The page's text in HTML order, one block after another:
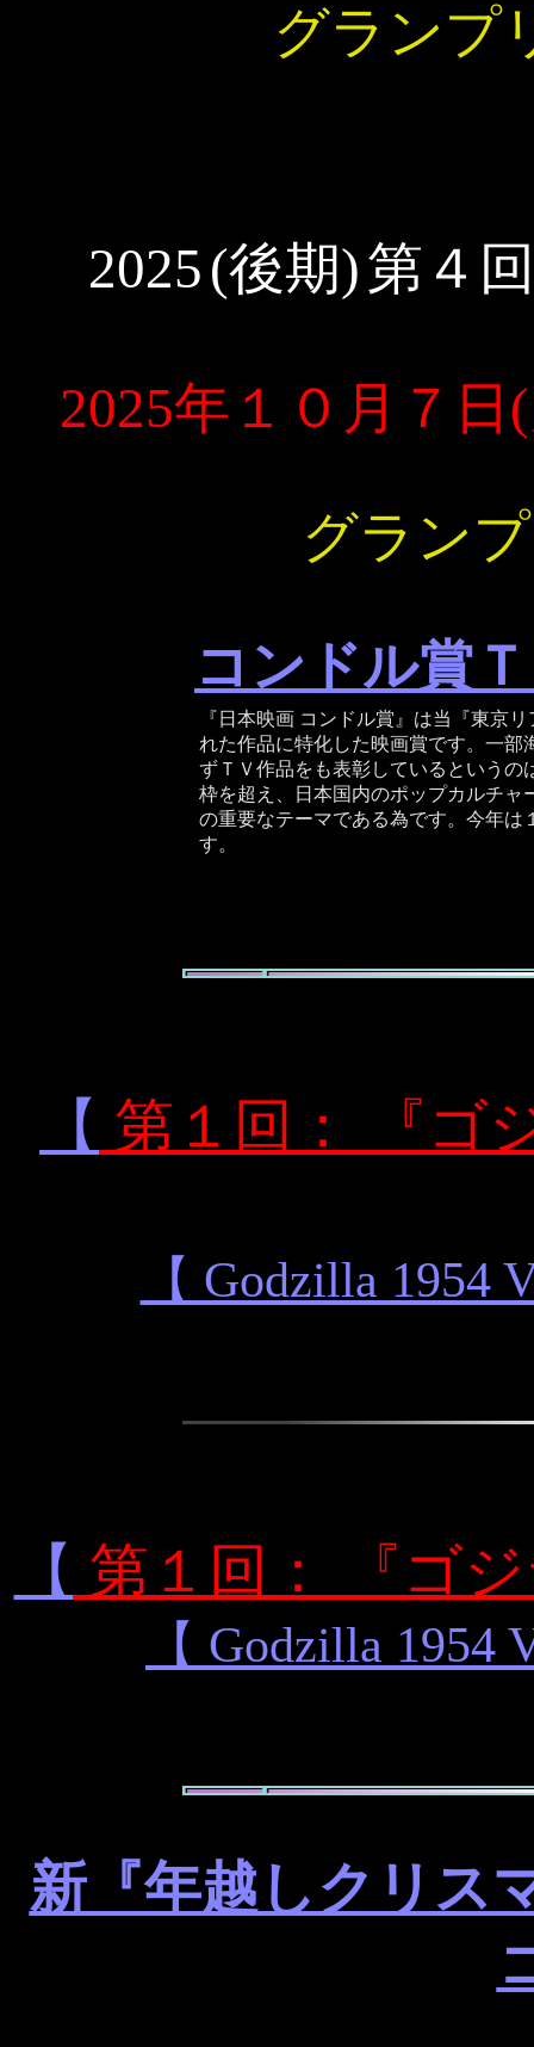
グランプ
2025(後期)第４
2025年１０月７
グラン
コンドル賞
『日本映画 コンドル賞』は当『東京
れた作品に特化した映画賞です。一
ずＴＶ作品をも表彰しているという
枠を超え、日本国内のポップカルチャ
の重要なテーマである為です。今年
す。
【 第１回： 『ゴ
【 Godzilla 1954
【 第１回： 『ゴ
【 Godzilla 1954
新『年越しクリス